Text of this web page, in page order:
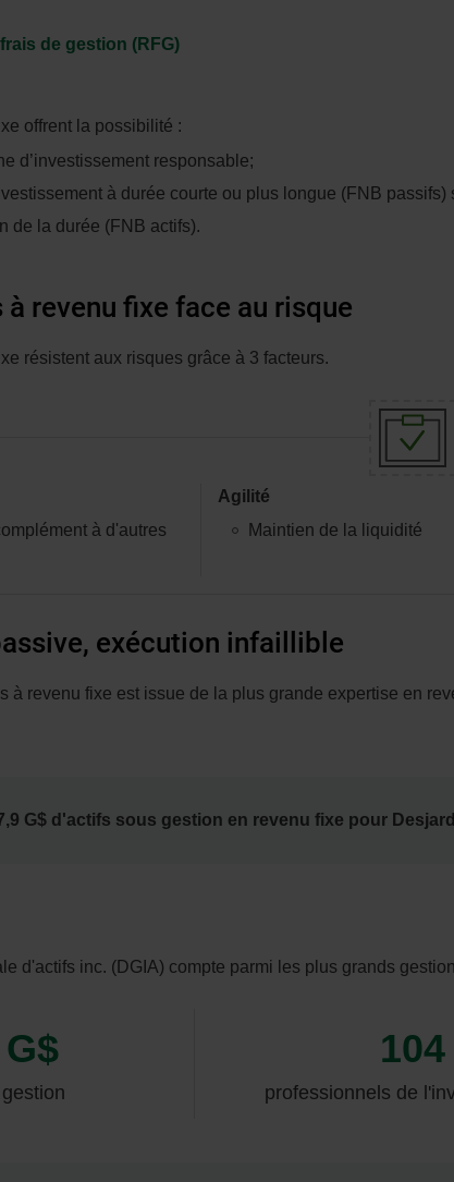
de gestion (RFG)-
s'ouvrira
une
nouvelle
fenêtre.
offrent la possibilité :
d’investissement responsable;
à durée courte ou plus longue (FNB
de la durée (FNB actifs).
à revenu fixe face au risque
résistent aux risques grâce à 3 facteurs.
à d'autres
Agilité
Maintien de la liquidité
exécution infaillible
à revenu fixe est issue de la plus grande expertise en
G$ d'actifs sous gestion en revenu fixe pour
d'actifs inc. (DGIA) compte parmi les plus grands
104
professionnels de